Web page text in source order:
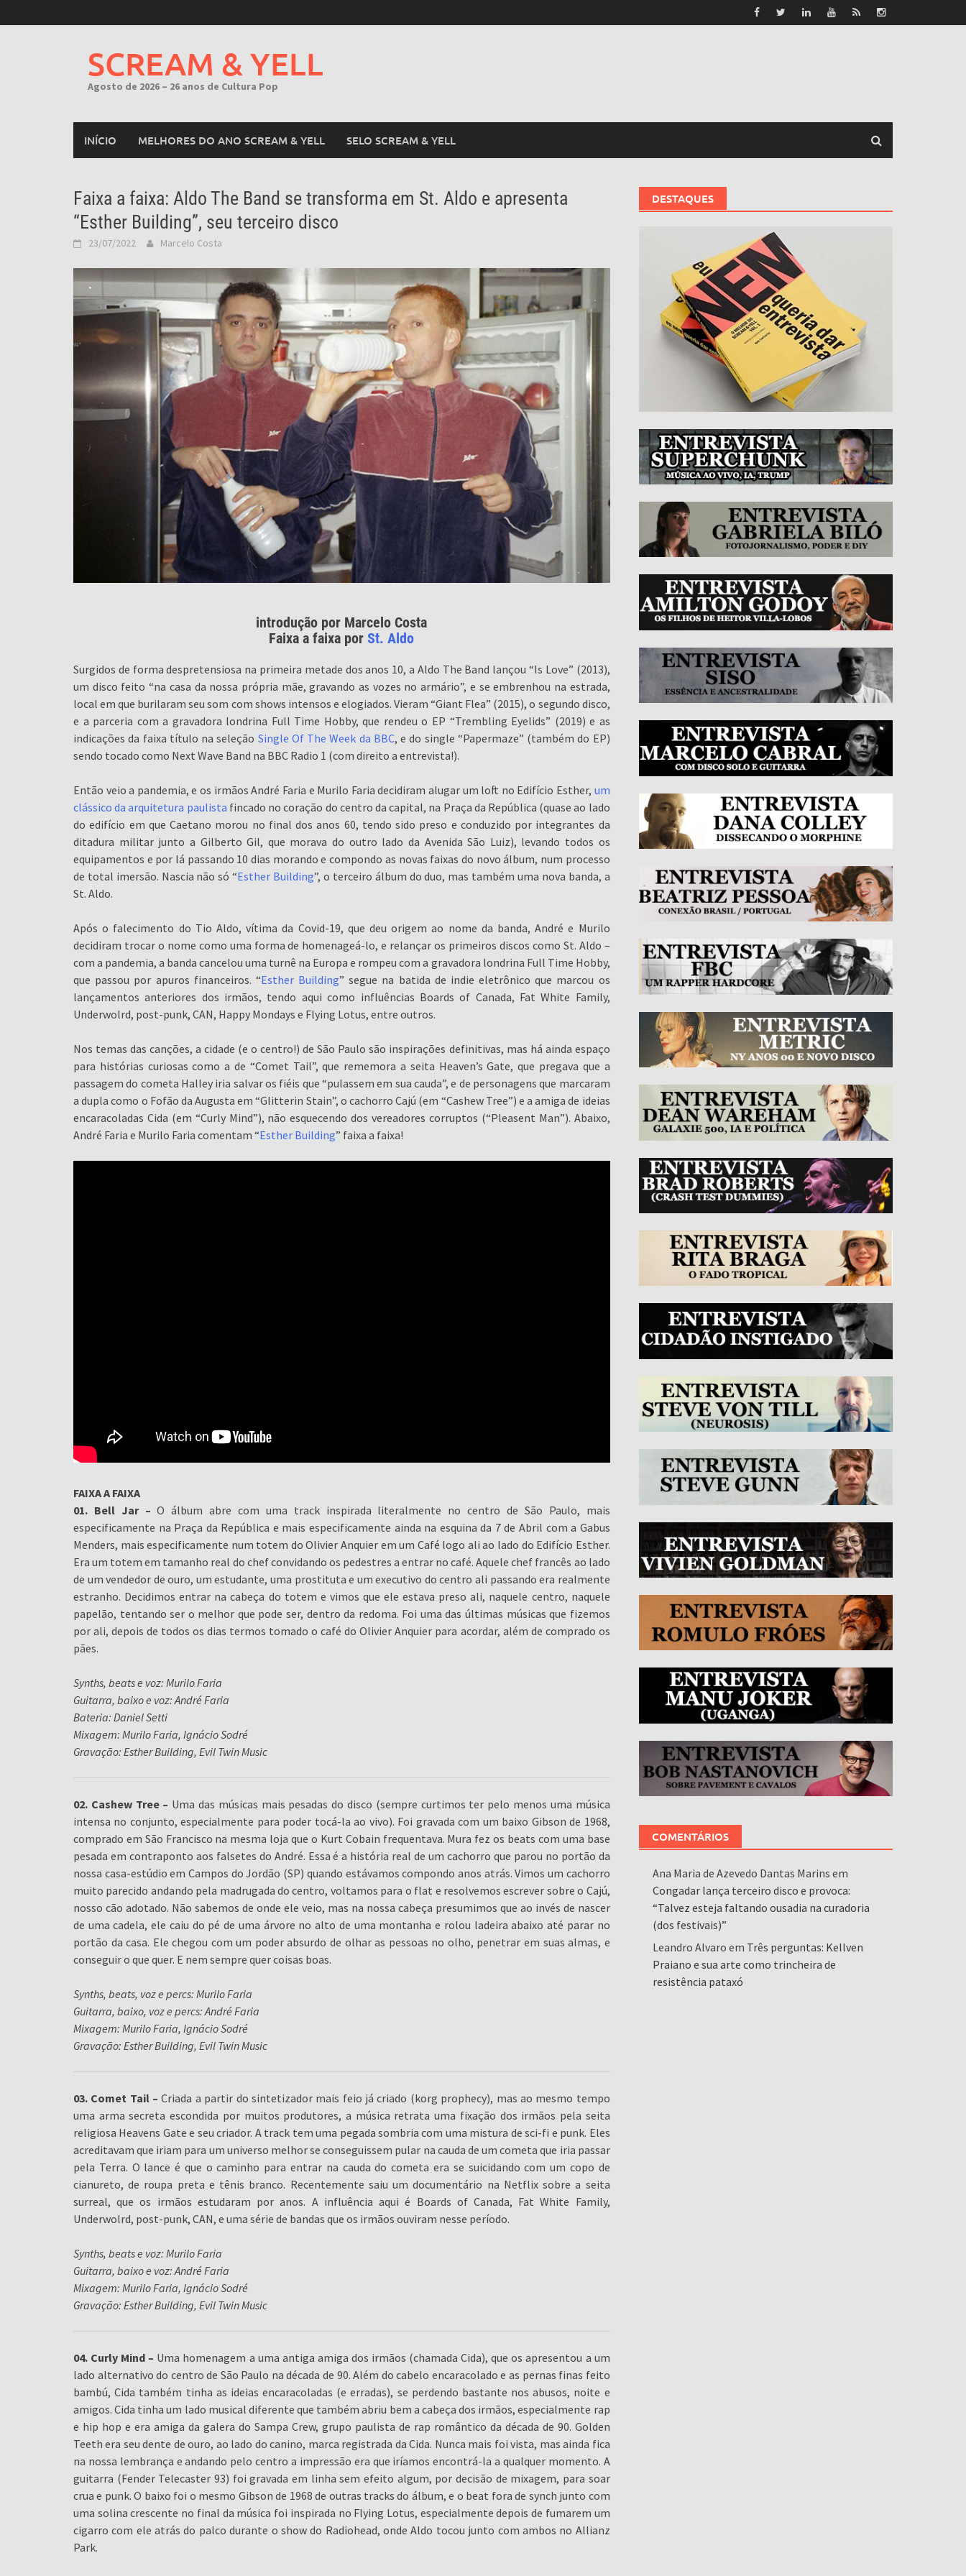
to
SCREAM & YELL
Agosto de 2026 – 26 anos de Cultura Pop
INÍCIO MELHORES DO ANO SCREAM & YELL SELO SCREAM & YELL
Faixa a faixa: Aldo The Band se transforma em St. Aldo e apresenta
“Esther Building”, seu terceiro disco
23/07/2022 Marcelo Costa
introdução por Marcelo Costa
Faixa a faixa porSt. Aldo
Surgidos de forma despretensiosa na primeira metade dos anos 10, a Aldo The Band lançou “Is Love” (2013),
um disco feito “na casa da nossa própria mãe, gravando as vozes no armário”, e se embrenhou na estrada,
local em que burilaram seu som com shows intensos e elogiados. Vieram “Giant Flea” (2015), o segundo disco,
e a parceria com a gravadora londrina Full Time Hobby, que rendeu o EP “Trembling Eyelids” (2019) e as
indicações da faixa título na seleção Single Of The Week da BBC, e do single “Papermaze” (também do EP)
sendo tocado como Next Wave Band na BBC Radio 1 (com direito a entrevista!).
Então veio a pandemia, e os irmãos André Faria e Murilo Faria decidiram alugar um loft no Edifício Esther, um
clássico da arquitetura paulista fincado no coração do centro da capital, na Praça da República (quase ao lado
do edifício em que Caetano morou no final dos anos 60, tendo sido preso e conduzido por integrantes da
ditadura militar junto a Gilberto Gil, que morava do outro lado da Avenida São Luiz), levando todos os
equipamentos e por lá passando 10 dias morando e compondo as novas faixas do novo álbum, num processo
de total imersão. Nascia não só “Esther Building”, o terceiro álbum do duo, mas também uma nova banda, a
St. Aldo.
Após o falecimento do Tio Aldo, vítima da Covid-19, que deu origem ao nome da banda, André e Murilo
decidiram trocar o nome como uma forma de homenageá-lo, e relançar os primeiros discos como St. Aldo –
com a pandemia, a banda cancelou uma turnê na Europa e rompeu com a gravadora londrina Full Time Hobby,
que passou por apuros financeiros. “Esther Building” segue na batida de indie eletrônico que marcou os
lançamentos anteriores dos irmãos, tendo aqui como influências Boards of Canada, Fat White Family,
Underwolrd, post-punk, CAN, Happy Mondays e Flying Lotus, entre outros.
Nos temas das canções, a cidade (e o centro!) de São Paulo são inspirações definitivas, mas há ainda espaço
para histórias curiosas como a de “Comet Tail”, que rememora a seita Heaven’s Gate, que pregava que a
passagem do cometa Halley iria salvar os fiéis que “pulassem em sua cauda”, e de personagens que marcaram
a dupla como o Fofão da Augusta em “Glitterin Stain”, o cachorro Cajú (em “Cashew Tree”) e a amiga de ideias
encaracoladas Cida (em “Curly Mind”), não esquecendo dos vereadores corruptos (“Pleasent Man”). Abaixo,
André Faria e Murilo Faria comentam “Esther Building” faixa a faixa!
FAIXA A FAIXA
01. Bell Jar – O álbum abre com uma track inspirada literalmente no centro de São Paulo, mais
especificamente na Praça da República e mais especificamente ainda na esquina da 7 de Abril com a Gabus
Menders, mais especificamente num totem do Olivier Anquier em um Café logo ali ao lado do Edifício Esther.
Era um totem em tamanho real do chef convidando os pedestres a entrar no café. Aquele chef francês ao lado
de um vendedor de ouro, um estudante, uma prostituta e um executivo do centro ali passando era realmente
estranho. Decidimos entrar na cabeça do totem e vimos que ele estava preso ali, naquele centro, naquele
papelão, tentando ser o melhor que pode ser, dentro da redoma. Foi uma das últimas músicas que fizemos
por ali, depois de todos os dias termos tomado o café do Olivier Anquier para acordar, além de comprado os
pães.
Synths, beats e voz: Murilo Faria
Guitarra, baixo e voz: André Faria
Bateria: Daniel Setti
Mixagem: Murilo Faria, Ignácio Sodré
Gravação: Esther Building, Evil Twin Music
02. Cashew Tree – Uma das músicas mais pesadas do disco (sempre curtimos ter pelo menos uma música
intensa no conjunto, especialmente para poder tocá-la ao vivo). Foi gravada com um baixo Gibson de 1968,
comprado em São Francisco na mesma loja que o Kurt Cobain frequentava. Mura fez os beats com uma base
pesada em contraponto aos falsetes do André. Essa é a história real de um cachorro que parou no portão da
nossa casa-estúdio em Campos do Jordão (SP) quando estávamos compondo anos atrás. Vimos um cachorro
muito parecido andando pela madrugada do centro, voltamos para o flat e resolvemos escrever sobre o Cajú,
nosso cão adotado. Não sabemos de onde ele veio, mas na nossa cabeça presumimos que ao invés de nascer
de uma cadela, ele caiu do pé de uma árvore no alto de uma montanha e rolou ladeira abaixo até parar no
portão da casa. Ele chegou com um poder absurdo de olhar as pessoas no olho, penetrar em suas almas, e
conseguir o que quer. E nem sempre quer coisas boas.
Synths, beats, voz e percs: Murilo Faria
Guitarra, baixo, voz e percs: André Faria
Mixagem: Murilo Faria, Ignácio Sodré
Gravação: Esther Building, Evil Twin Music
03. Comet Tail – Criada a partir do sintetizador mais feio já criado (korg prophecy), mas ao mesmo tempo
uma arma secreta escondida por muitos produtores, a música retrata uma fixação dos irmãos pela seita
religiosa Heavens Gate e seu criador. A track tem uma pegada sombria com uma mistura de sci-fi e punk. Eles
acreditavam que iriam para um universo melhor se conseguissem pular na cauda de um cometa que iria passar
pela Terra. O lance é que o caminho para entrar na cauda do cometa era se suicidando com um copo de
cianureto, de roupa preta e tênis branco. Recentemente saiu um documentário na Netflix sobre a seita
surreal, que os irmãos estudaram por anos. A influência aqui é Boards of Canada, Fat White Family,
Underwolrd, post-punk, CAN, e uma série de bandas que os irmãos ouviram nesse período.
Synths, beats e voz: Murilo Faria
Guitarra, baixo e voz: André Faria
Mixagem: Murilo Faria, Ignácio Sodré
Gravação: Esther Building, Evil Twin Music
04. Curly Mind – Uma homenagem a uma antiga amiga dos irmãos (chamada Cida), que os apresentou a um
lado alternativo do centro de São Paulo na década de 90. Além do cabelo encaracolado e as pernas finas feito
bambú, Cida também tinha as ideias encaracoladas (e erradas), se perdendo bastante nos abusos, noite e
amigos. Cida tinha um lado musical diferente que também abriu bem a cabeça dos irmãos, especialmente rap
e hip hop e era amiga da galera do Sampa Crew, grupo paulista de rap romântico da década de 90. Golden
Teeth era seu dente de ouro, ao lado do canino, marca registrada da Cida. Nunca mais foi vista, mas ainda fica
na nossa lembrança e andando pelo centro a impressão era que iríamos encontrá-la a qualquer momento. A
guitarra (Fender Telecaster 93) foi gravada em linha sem efeito algum, por decisão de mixagem, para soar
crua e punk. O baixo foi o mesmo Gibson de 1968 de outras tracks do álbum, e o beat fora de synch junto com
uma solina crescente no final da música foi inspirada no Flying Lotus, especialmente depois de fumarem um
cigarro com ele atrás do palco durante o show do Radiohead, onde Aldo tocou junto com ambos no Allianz
Park.
DESTAQUES
COMENTÁRIOS
Ana Maria de Azevedo Dantas Marins em
Congadar lança terceiro disco e provoca:
“Talvez esteja faltando ousadia na curadoria
(dos festivais)”
Leandro Alvaro em Três perguntas: Kellven
Praiano e sua arte como trincheira de
resistência pataxó